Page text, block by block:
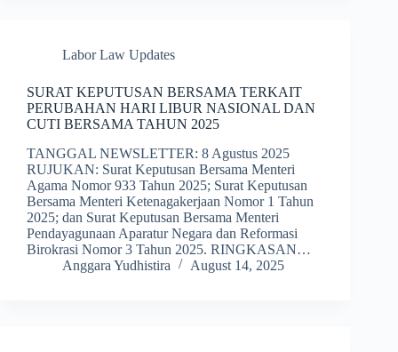
Labor Law Updates
SURAT KEPUTUSAN BERSAMA TERKAIT
PERUBAHAN HARI LIBUR NASIONAL DAN
CUTI BERSAMA TAHUN 2025
TANGGAL NEWSLETTER: 8 Agustus 2025
RUJUKAN: Surat Keputusan Bersama Menteri
Agama Nomor 933 Tahun 2025; Surat Keputusan
Bersama Menteri Ketenagakerjaan Nomor 1 Tahun
2025; dan Surat Keputusan Bersama Menteri
Pendayagunaan Aparatur Negara dan Reformasi
Birokrasi Nomor 3 Tahun 2025. RINGKASAN…
Anggara Yudhistira
August 14, 2025